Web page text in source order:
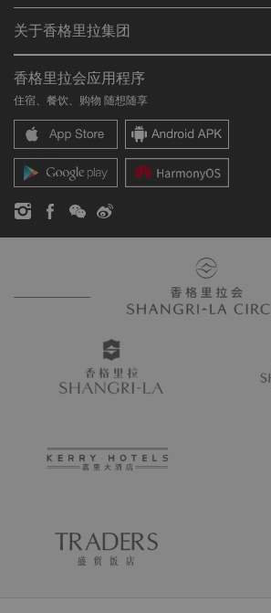
餐厅与酒吧
加入香格里拉会
常见问题
联络我们
关于香格里拉集团
我们的酒店品牌
香格里拉中心
香格里拉公寓
联系方式
职业发展
企业社会责任
新闻稿
香格里拉会应用程序
住宿、餐饮、购物 随想随享